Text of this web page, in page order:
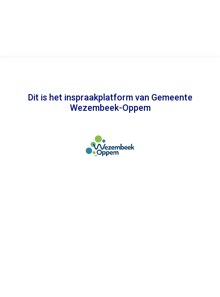
Dit is het inspraakplatform van Gemeente
Wezembeek-Oppem